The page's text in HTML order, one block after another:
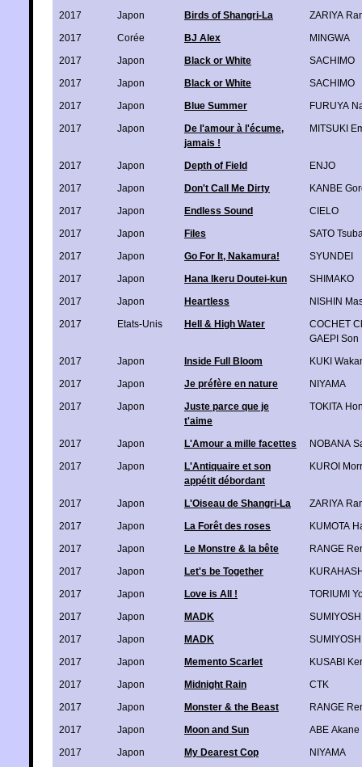
2017
Japon Birds of Shangri-La
ZARIYA
2017
Corée BJ Alex
MINGWA
2017
Japon Black or White
SACHIMO
2017
Japon Black or White
SACHIMO
2017
Japon Blue Summer
FURUYA
2017
Japon
De l'amour à l'écume,
jamais !
MITSUKI
2017 Japon Depth of Field
ENJO
2017
Japon Don't Call Me Dirty
KANBE
2017
Japon Endless Sound
CIELO
2017
Japon Files
SATO
2017
Japon Go For It, Nakamura!
SYUNDEI
2017
Japon Hana Ikeru Doutei-kun
SHIMAKO
2017
Japon Heartless
NISHIN
2017
Etats-Unis Hell & High Water
COCHET
GAEPI Son
2017
Japon Inside Full Bloom
KUKI
2017
Japon Je préfère en nature
NIYAMA
2017
Japon
Juste parce que je
t'aime
TOKITA
2017 Japon L'Amour a mille facettes
NOBANA
2017
Japon
L'Antiquaire et son
appétit débordant
KUROI
2017 Japon L'Oiseau de Shangri-La
ZARIYA
2017
Japon La Forêt des roses
KUMOTA
2017
Japon Le Monstre & la bête
RANGE
2017
Japon Let's be Together
2017
Japon Love is All !
TORIUMI
2017
Japon MADK
2017
Japon MADK
2017
Japon Memento Scarlet
KUSABI
2017
Japon Midnight Rain
CTK
2017
Japon Monster & the Beast
RANGE
2017
Japon Moon and Sun
ABE Akane
2017
Japon My Dearest Cop
NIYAMA